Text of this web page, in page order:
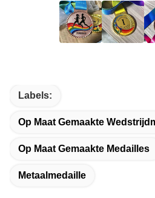
communication. Would
Labels:
Op Maat Gemaakte
Op Maat Gemaakte Medailles
Metaalmedaille